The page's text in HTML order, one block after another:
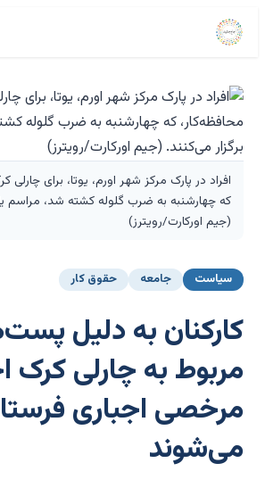
افراد در پارک مرکز شهر اورم، یوتا، برای چارلی
که چهارشنبه به ضرب گلوله کشته شد، مراسم
(جیم اورکارت/رویترز)
سیاست جامعه حقوق کار
کارکنان به دلیل
مربوط به چارلی کرک
مرخصی اجباری
می‌شوند